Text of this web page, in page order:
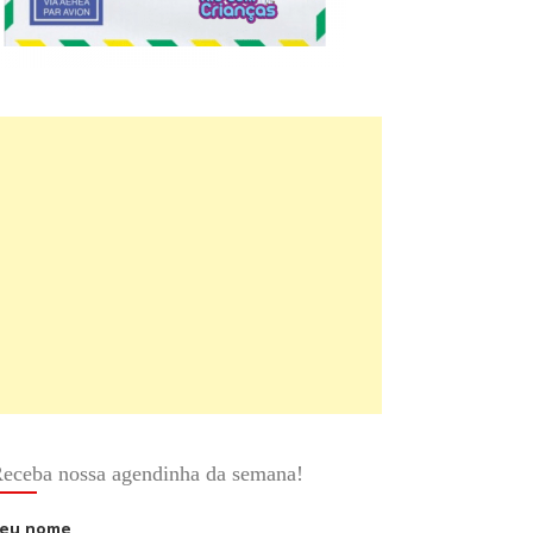
nossa agendinha da semana!